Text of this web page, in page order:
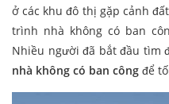
ở các khu đô thị gặp cảnh
trình nhà không có ban
Nhiều người đã bắt đầu tìm
nhà không có ban công để